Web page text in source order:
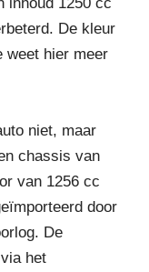
De kleur
weet hier meer
niet, maar
chassis van
van 1256 cc
door
De
het